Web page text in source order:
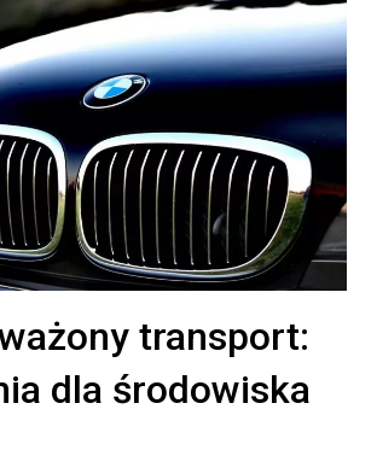
transport:
dla środowiska